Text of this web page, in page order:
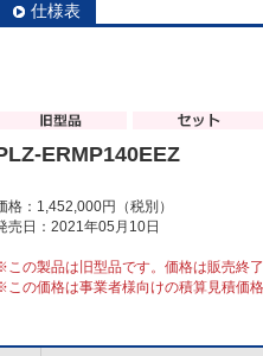
仕様表
ERMP140EEZ
格：1,452,000円（税別）
売日：2021年05月10日
この製品は旧型品です。価格は販売終
この価格は事業者様向けの積算見積価